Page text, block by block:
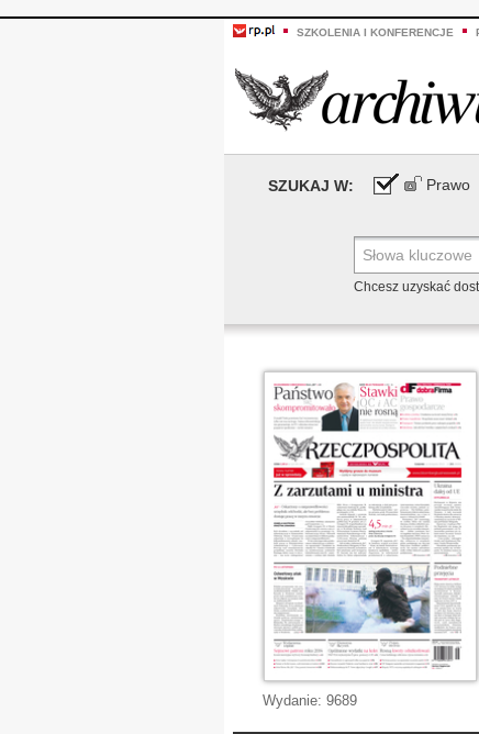
SZKOLENIA I KONFERENCJE
SZUKAJ W: Prawo
Chcesz uzyskać
Wydanie: 9689